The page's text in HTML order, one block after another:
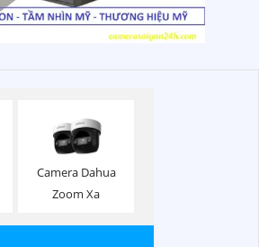
Camera Dahua
Zoom Xa